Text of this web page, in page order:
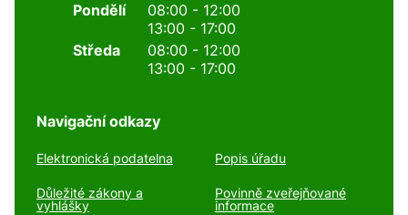
Pondělí
08:00 - 12:00
13:00 - 17:00
Středa
08:00 - 12:00
13:00 - 17:00
Navigační odkazy
Elektronická podatelna Popis úřadu
Důležité zákony a
vyhlášky
Povinně zveřejňované
informace